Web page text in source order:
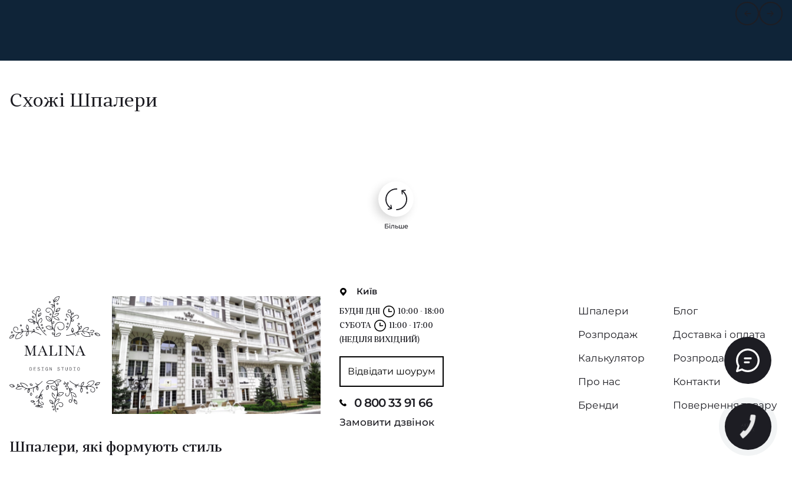
Схожі Шпалери
Більше
Київ
БУДНІ ДНІ
10:00 - 18:00
СУБОТА
11:00 - 17:00
(НЕДІЛЯ ВИХІДНИЙ)
Відвідати шоурум
0 800 33 91 66
Замовити дзвінок
Шпалери
Розпродаж
Калькулятор
Про нас
Бренди
Блог
Доставка і оплата
Розпродаж
Контакти
Повернення товару
Шпалери, які формують стиль